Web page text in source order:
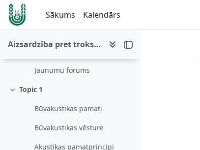
Atvērt galveno saturu
Sākums
Kalendārs
Aizsardzība pret troksni
Savērst
Vispārēji
Teksta un multivides apgabals
Literatūras saraksts
Jaunumu forums
Savērst
Topic 1
Būvakustikas pamati
Būvakustikas vēsture
Akustikas pamatprincipi